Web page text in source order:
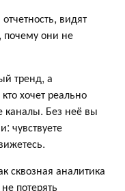
видят
почему они не
тренд, а
хочет реально
каналы. Без неё вы
чувствуете
сквозная аналитика
потерять